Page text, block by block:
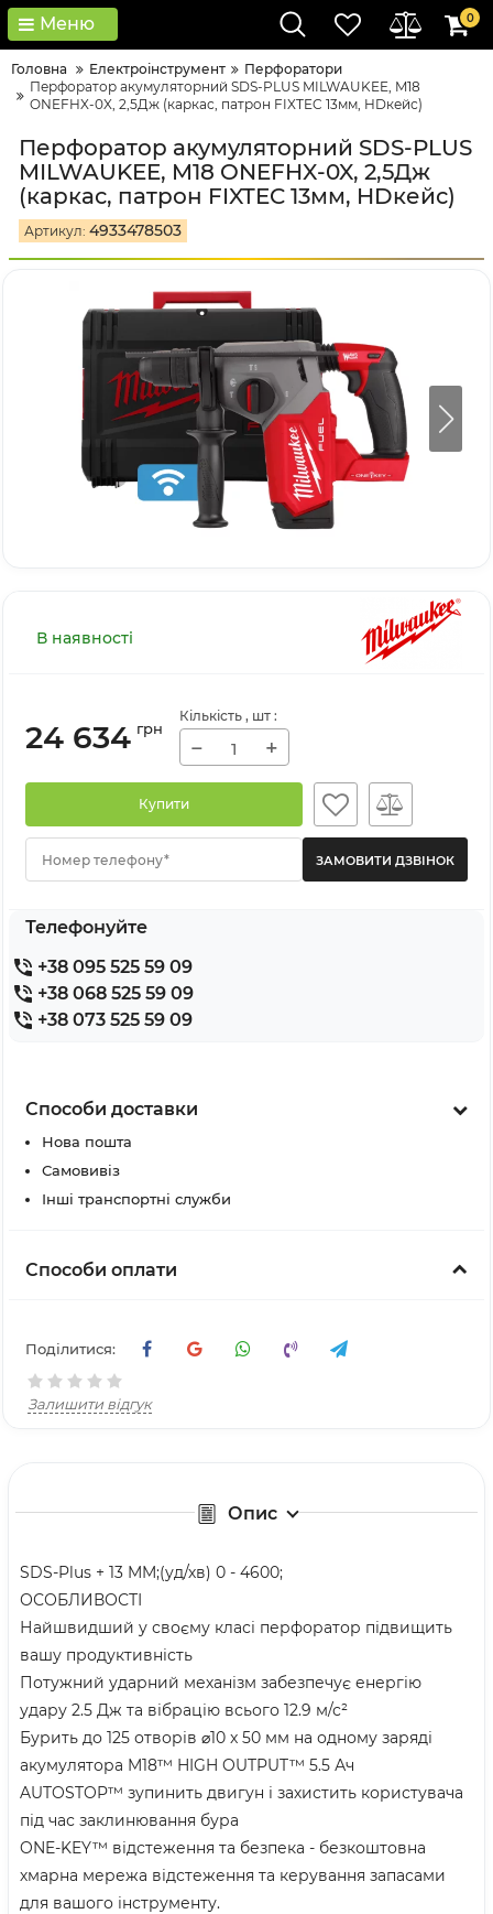
Меню 0
Головна Електроінструмент
Перфоратори
Перфоратор акумуляторний SDS-PLUS MILWAUKEE, M18
ONEFHX-0X, 2,5Дж (каркас, патрон FIXTEC 13мм, HDкейс)
Перфоратор акумуляторний SDS-PLUS
MILWAUKEE, M18 ONEFHX-0X, 2,5Дж
(каркас, патрон FIXTEC 13мм, HDкейс)
Артикул: 4933478503
В наявності
24 634 грн
Кількість , шт :
− +
Купити
Номер телефону*
Телефонуйте
+38 095 525 59 09
+38 068 525 59 09
+38 073 525 59 09
Способи доставки
Нова пошта
Самовивіз
Інші транспортні служби
Способи оплати
Поділитися:
Залишити відгук
Опис
SDS-Plus + 13 MM;(уд/хв) 0 - 4600;
ОСОБЛИВОСТІ
Найшвидший у своєму класі перфоратор підвищить
вашу продуктивність
Потужний ударний механізм забезпечує енергію
удару 2.5 Дж та вібрацію всього 12.9 м/с²
Бурить до 125 отворів ⌀10 x 50 мм на одному заряді
акумулятора M18™ HIGH OUTPUT™ 5.5 Ач
AUTOSTOP™ зупинить двигун і захистить користувача
під час заклинювання бура
ONE-KEY™ відстеження та безпека - безкоштовна
хмарна мережа відстеження та керування запасами
для вашого інструменту.